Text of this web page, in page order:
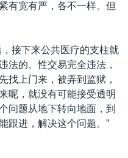
有宽有严，各不一样。但
接下来公共医疗的支柱就
法的、性交易完全违法，
找上门来，被弄到监狱，
呢，就没有可能接受透明
问题从地下转向地面，到
跟进，解决这个问题。”